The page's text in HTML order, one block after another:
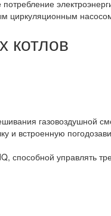
циркуляционным
котлов
газовоздушной
и встроенную
способной управлять